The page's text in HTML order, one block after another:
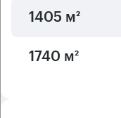
1405 м²
1740 м²